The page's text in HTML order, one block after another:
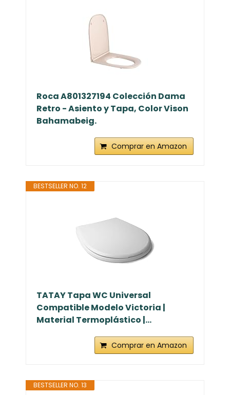
Roca A801327194 Colección Dama
Retro - Asiento y Tapa, Color Vison
Bahamabeig.
Comprar en Amazon
BESTSELLER NO. 12
TATAY Tapa WC Universal
Compatible Modelo Victoria |
Material Termoplástico |...
Comprar en Amazon
BESTSELLER NO. 13